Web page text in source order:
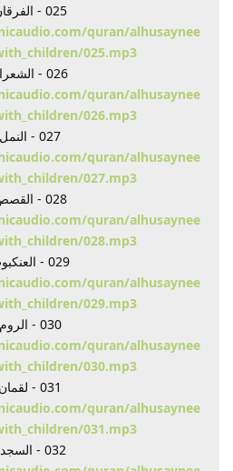
025 - الفرقان
quran/alhusaynee
025.mp3
026 - الشعراء
quran/alhusaynee
026.mp3
027 - النمل
quran/alhusaynee
027.mp3
028 - القصص
quran/alhusaynee
028.mp3
029 - العنكبوت
quran/alhusaynee
029.mp3
030 - الروم
quran/alhusaynee
030.mp3
031 - لقمان
quran/alhusaynee
031.mp3
032 - السجدة